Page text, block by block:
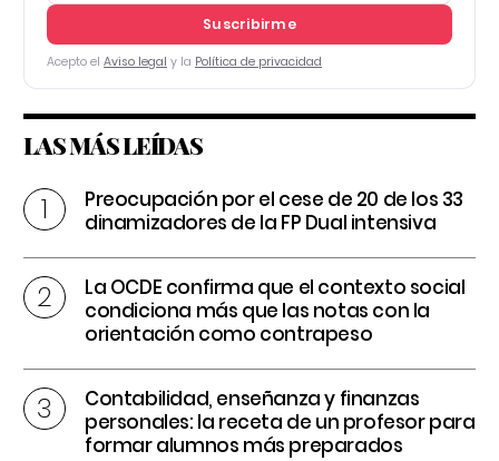
Suscribirme
Acepto el Aviso legal y la Política de privacidad
LAS MÁS LEÍDAS
Preocupación por el cese de 20 de los 33
dinamizadores de la FP Dual intensiva
La OCDE confirma que el contexto social
condiciona más que las notas con la
orientación como contrapeso
Contabilidad, enseñanza y finanzas
personales: la receta de un profesor para
formar alumnos más preparados